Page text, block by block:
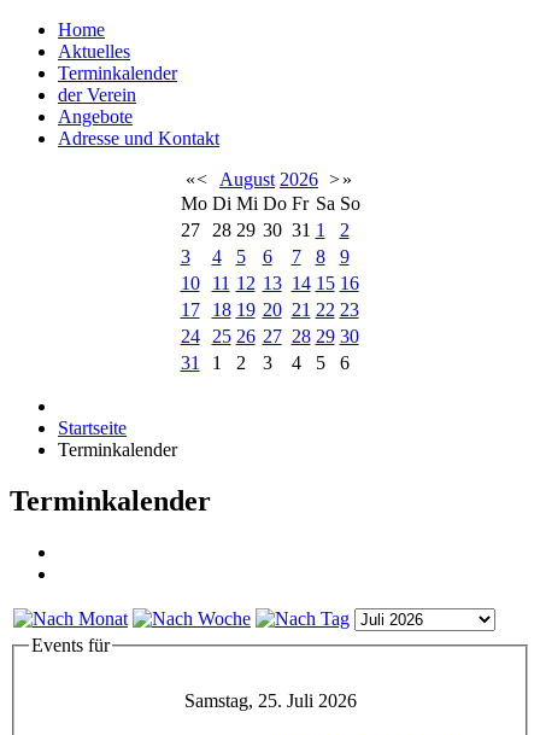
Home
Aktuelles
Terminkalender
der Verein
Angebote
Adresse und Kontakt
«< August 2026 >»
Mo Di Mi Do Fr Sa So
27
28 29 30 31 1
2
3
4 5 6 7 8
9
10
11 12 13 14 15 16
17
18 19 20 21 22 23
24
25 26 27 28 29 30
31
1 2 3 4 5 6
Startseite
Terminkalender
Terminkalender
Events für
Samstag, 25. Juli 2026